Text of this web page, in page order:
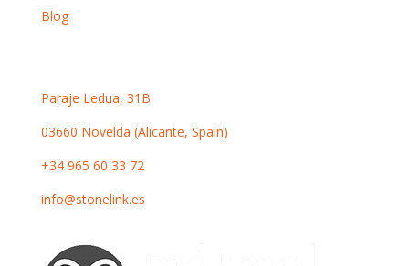
Blog
Paraje Ledua, 31B
03660 Novelda (Alicante, Spain)
+34 965 60 33 72
info@stonelink.es